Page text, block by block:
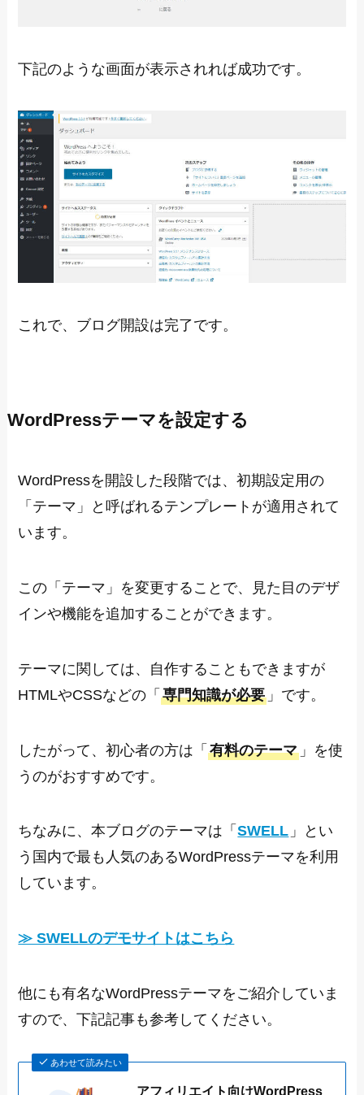
下記のような画面が表示されれば成功です。
これで、ブログ開設は完了です。
WordPressテーマを設定する
WordPressを開設した段階では、初期設定用の
「テーマ」と呼ばれるテンプレートが適用されて
います。
この「テーマ」を変更することで、見た目のデザ
インや機能を追加することができます。
テーマに関しては、自作することもできますが
HTMLやCSSなどの「専門知識が必要 」です。
したがって、初心者の方は「有料のテーマ 」を使
うのがおすすめです。
ちなみに、本ブログのテーマは「SWELL 」とい
う国内で最も人気のあるWordPressテーマを利用
しています。
≫ SWELLのデモサイトはこちら
他にも有名なWordPressテーマをご紹介していま
すので、下記記事も参考してください。
あわせて読みたい
アフィリエイト向けWordPress